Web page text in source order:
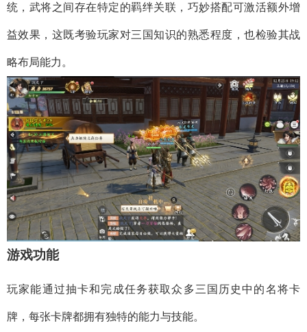
统，武将之间存在特定的羁绊关联，巧妙搭配可激活额外增
益效果，这既考验玩家对三国知识的熟悉程度，也检验其战
略布局能力。
游戏功能
玩家能通过抽卡和完成任务获取众多三国历史中的名将卡
牌，每张卡牌都拥有独特的能力与技能。